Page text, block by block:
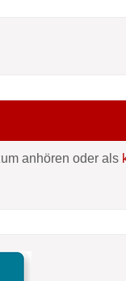
anhören oder als